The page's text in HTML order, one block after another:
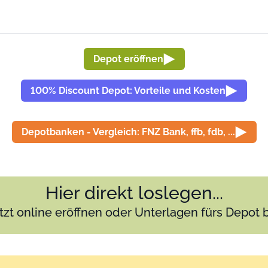
Depot eröffnen
100% Discount Depot: Vorteile und Kosten
Depotbanken - Vergleich: FNZ Bank, ffb, fdb, ...
Hier direkt loslegen...
online eröffnen oder Unterlagen fürs Depot